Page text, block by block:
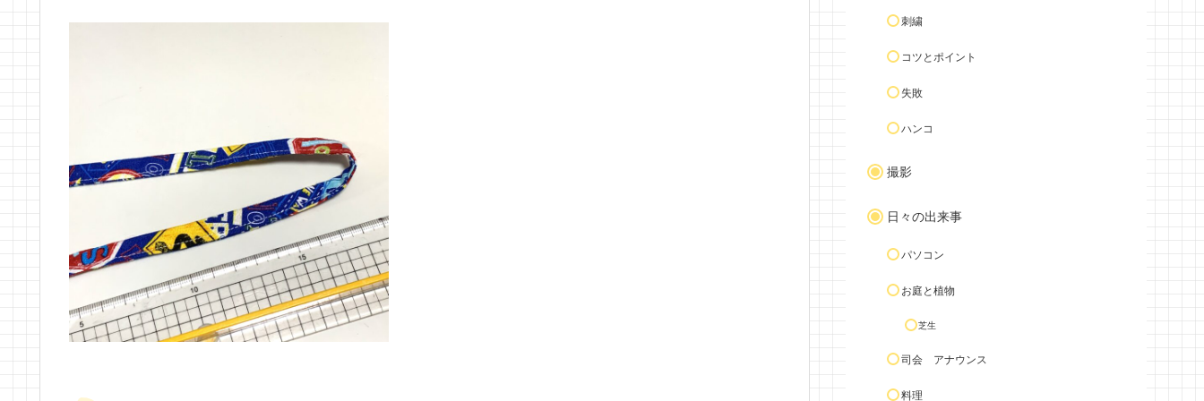
刺繍
コツとポイント
失敗
ハンコ
撮影
日々の出来事
パソコン
お庭と植物
芝生
司会 アナウンス
料理